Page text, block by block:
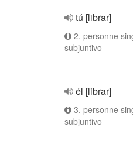
tú [librar]
2. personne
subjuntivo
él [librar]
3. personne
subjuntivo